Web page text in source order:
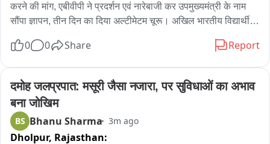
करने की मांग, एबीवीपी ने प्रदर्शन एवं नारेबाजी कर उपमुख्यमंत्री के नाम
सौंपा ज्ञापन, तीन दिन का दिया अल्टीमेटम चूरू। अखिल भारतीय विद्यार्थी
विभिन्न समस्याओं के समाधान की मांग को लेकर प्रदर्शन किया। उन्होंने
मांग भी रखी। एबीवीपी द्वारा इस दौरान प्रदर्शन कर राजस्थान के
उपमुख्यमंत्री एवं उच्च शिक्षा मंत्री प्रेमचंद बैरवा के नाम राजकीय लोहिया
महाविद्यालय के प्राचार्य के माध्यम से दो अलग-अलग ज्ञापन सौंपे गए। ज्ञापन
में परिषद् ने कहा कि छात्रसंघ चुनाव लोकतांत्रिक नेतृत्व निर्माण का
महत्वपूर्ण माध्यम हैं। इसके साथ ही प्रदेश के सभी विश्वविद्यालयों में समान
0 0 Share Report
दमोह जलप्रपात: मसूरी जैसा नजारा, पर सुविधाओं का अभाव
बना जोखिम
BS Bhanu Sharma 3m ago
Dholpur, Rajasthan: